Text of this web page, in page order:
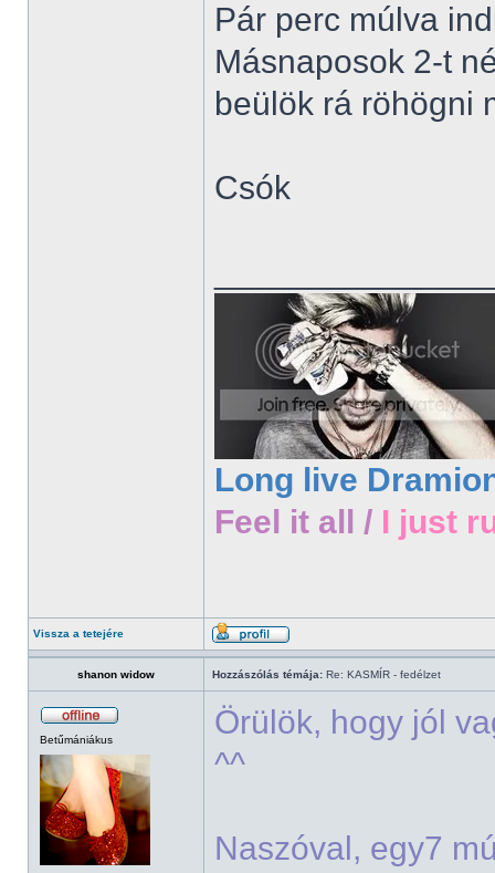
Pár perc múlva
Másnaposok 2-t
beülök rá röhögni
Csók
Long live
Feel it all / I just
Vissza a tetejére
shanon widow Hozzászólás témája: Re: KASMÍR - fedélzet
Betűmániákus
Örülök, hogy jól
^^
Naszóval, egy7